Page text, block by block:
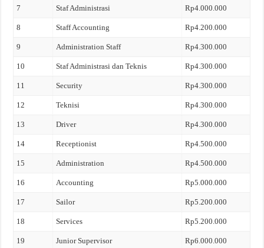
7 Staf Administrasi Rp4.000.000
8 Staff Accounting Rp4.200.000
9 Administration Staff Rp4.300.000
10 Staf Administrasi dan Teknis Rp4.300.000
11 Security Rp4.300.000
12 Teknisi Rp4.300.000
13 Driver Rp4.300.000
14 Receptionist Rp4.500.000
15 Administration Rp4.500.000
16 Accounting Rp5.000.000
17 Sailor Rp5.200.000
18 Services Rp5.200.000
19 Junior Supervisor Rp6.000.000